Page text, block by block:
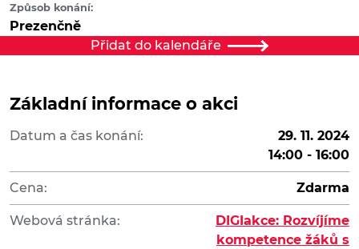
Způsob konání:
Prezenčně
Přidat do kalendáře
Základní informace o akci
Datum a čas konání:
29. 11. 2024
14:00 - 16:00
Cena: Zdarma
Webová stránka:
DIGIakce: Rozvíjíme
kompetence žáků s